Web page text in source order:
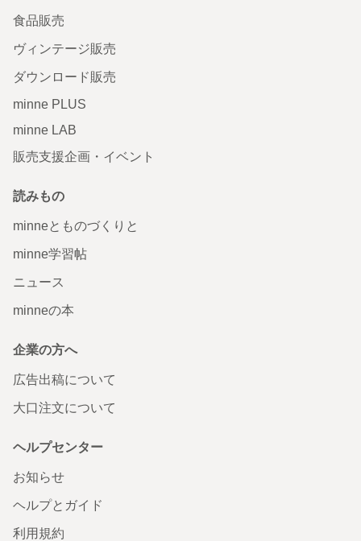
食品販売
ヴィンテージ販売
ダウンロード販売
minne PLUS
minne LAB
販売支援企画・イベント
読みもの
minneとものづくりと
minne学習帖
ニュース
minneの本
企業の方へ
広告出稿について
大口注文について
ヘルプセンター
お知らせ
ヘルプとガイド
利用規約